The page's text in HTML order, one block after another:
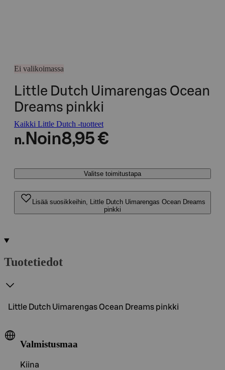
Ei valikoimassa
Little Dutch Uimarengas Ocean
Dreams pinkki
Kaikki Little Dutch -tuotteet
n. Noin8,95 €
Valitse toimitustapa
Lisää suosikkeihin, Little Dutch Uimarengas Ocean Dreams
pinkki
Tuotetiedot
Little Dutch Uimarengas Ocean Dreams pinkki
Valmistusmaa
Kiina